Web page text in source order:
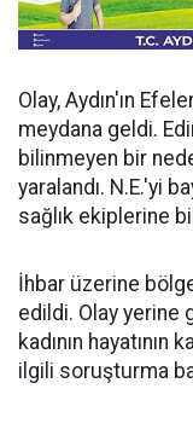
Olay, Aydın'ın
meydana geldi.
bilinmeyen bir
yaralandı. N.E.'yi
sağlık ekiplerine
İhbar üzerine
edildi. Olay yerine
kadının
ilgili soruşturma